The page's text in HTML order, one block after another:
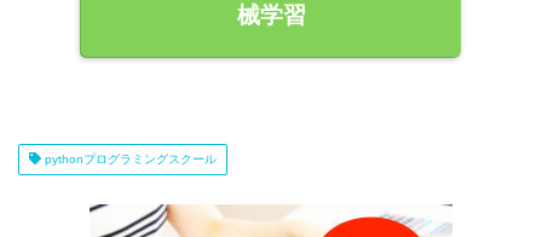
械学習
pythonプログラミングスクール